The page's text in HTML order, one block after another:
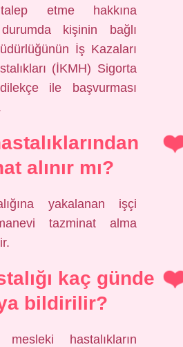
etme hakkına
kişinin bağlı
İş Kazaları
(İKMH) Sigorta
ile başvurması
alınır mı?
yakalanan işçi
tazminat alma
kaç günde
bildirilir?
hastalıkların